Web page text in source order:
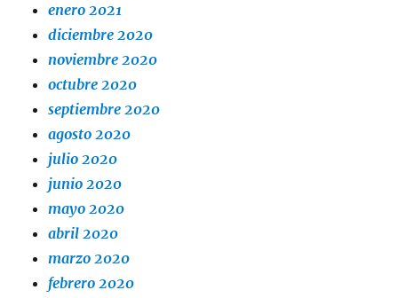
enero 2021
diciembre 2020
noviembre 2020
octubre 2020
septiembre 2020
agosto 2020
julio 2020
junio 2020
mayo 2020
abril 2020
marzo 2020
febrero 2020